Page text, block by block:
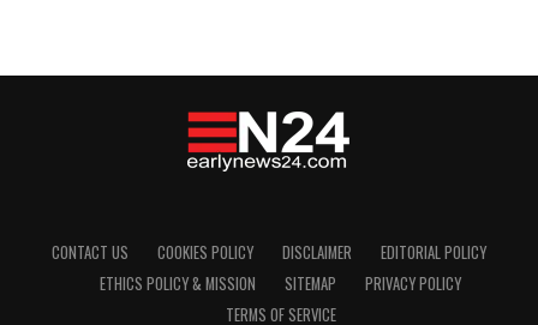
CONTACT US COOKIES POLICY DISCLAIMER
EDITORIAL POLICY
ETHICS POLICY & MISSION
SITEMAP
PRIVACY POLICY
TERMS OF SERVICE